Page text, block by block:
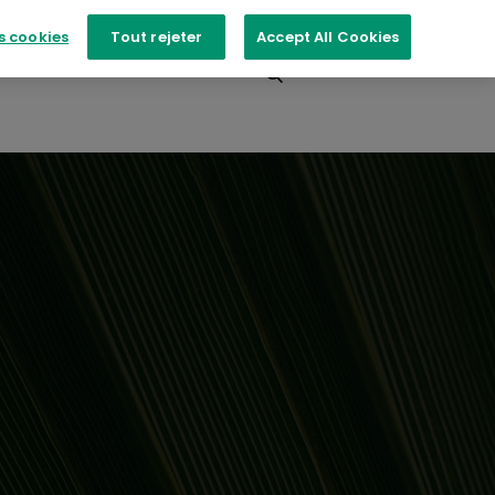
Contactez-nous
cookies Tout rejeter Accept All Cookies